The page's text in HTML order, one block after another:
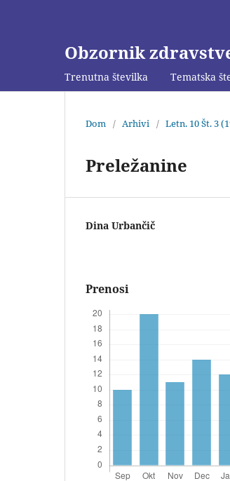
Obzornik
Trenutna številka Tematska
Dom / Arhivi / Letn. 10 Št. 3
Preležanine
Dina Urbančič
Prenosi